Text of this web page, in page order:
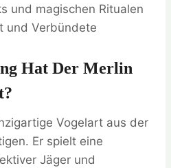
und magischen Ritualen
und Verbündete
Hat Der Merlin
Vogelart aus der
Er spielt eine
Jäger und